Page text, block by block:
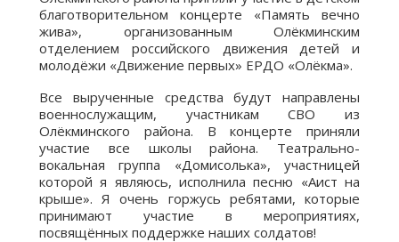
благотворительном концерте «Память вечно
жива», организованным Олёкминским
отделением российского движения детей и
молодёжи «Движение первых» ЕРДО «Олёкма».
Все вырученные средства будут направлены
военнослужащим, участникам СВО из
Олёкминского района. В концерте приняли
участие все школы района. Театрально-
вокальная группа «Домисолька», участницей
которой я являюсь, исполнила песню «Аист на
крыше». Я очень горжусь ребятами, которые
принимают участие в мероприятиях,
посвящённых поддержке наших солдатов!